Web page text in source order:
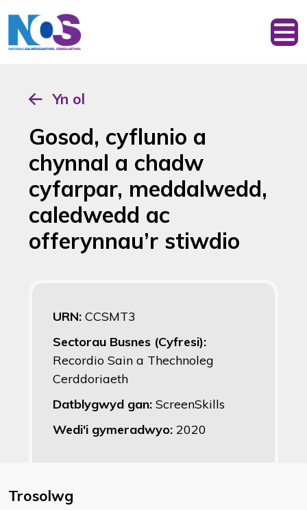
Yn ol
Gosod, cyflunio a
chynnal a chadw
cyfarpar, meddalwedd,
caledwedd ac
offerynnau’r stiwdio
URN: CCSMT3
Sectorau Busnes (Cyfresi):
Recordio Sain a Thechnoleg
Cerddoriaeth
Datblygwyd gan: ScreenSkills
Wedi'i gymeradwyo: 2020
Trosolwg